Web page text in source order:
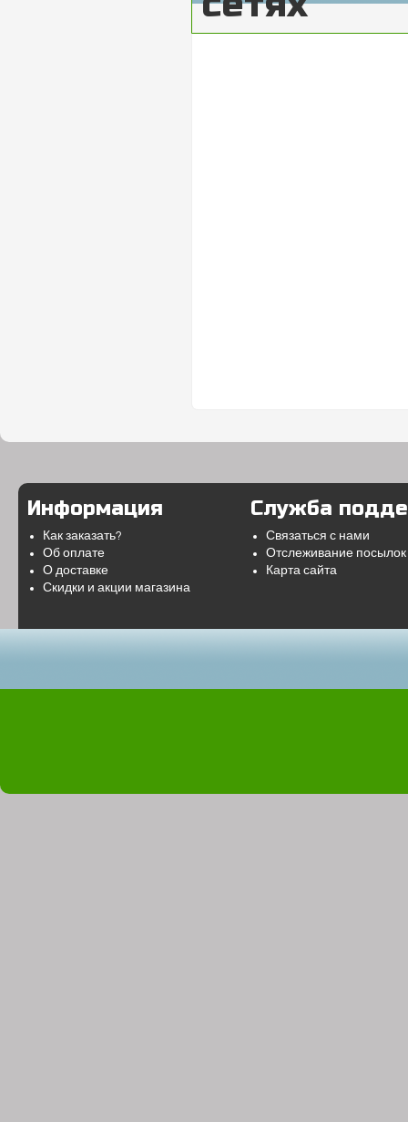
Информация
Как заказать?
Об оплате
О доставке
Скидки и акции магазина
Служба
Связаться с нами
Отслеживание посылок
Карта сайта